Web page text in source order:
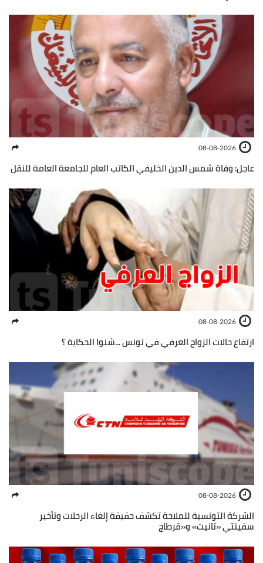
08-08-2026
عاجل: وفاة شمس الدين الخليفي الكاتب العام للجامعة العامة للنقل
08-08-2026
ارتفاع حالات الزواج العرفي في تونس ...شنوا الحكاية ؟
08-08-2026
الشركة التونسية للملاحة تكشف حقيقة إلغاء الرحلات وتأخير
سفينتي «تانيت» و«قرطاج